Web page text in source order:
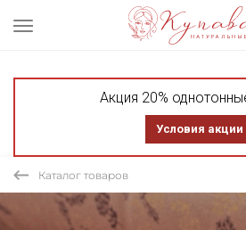
Акция 20%
Условия акции
Каталог товаров